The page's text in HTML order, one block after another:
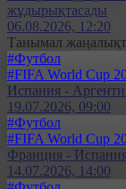
жұдырықтасады
06.08.2026, 12:20
Танымал
#Футбол
#FIFA World Cup
Испания -
19.07.2026, 09:00
#Футбол
#FIFA World Cup
Франция -
14.07.2026, 14:00